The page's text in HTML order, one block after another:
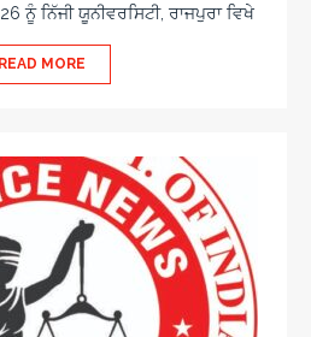
ਨੂੰ ਨਿੱਜੀ ਯੂਨੀਵਰਸਿਟੀ, ਰਾਜਪੁਰਾ ਵਿਖੇ
READ MORE